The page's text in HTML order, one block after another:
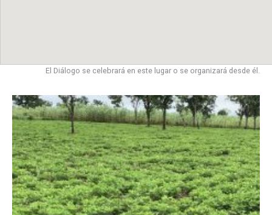
El Diálogo se celebrará en este lugar o se organizará desde él.